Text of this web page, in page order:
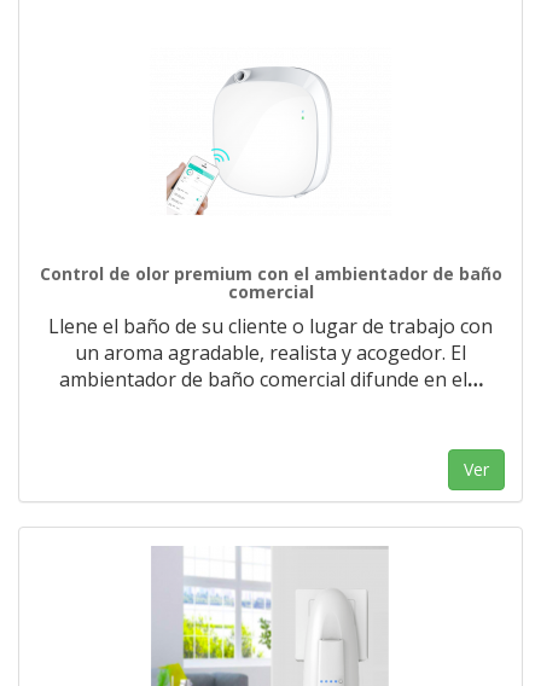
Control de olor premium con el ambientador de baño
comercial
Llene el baño de su cliente o lugar de trabajo con
un aroma agradable, realista y acogedor. El
ambientador de baño comercial difunde en el…
Ver